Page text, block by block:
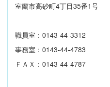
室蘭市高砂町4丁目35番1号
職員室：0143-44-3312
事務室：0143-44-4783
ＦＡＸ：0143-44-4787